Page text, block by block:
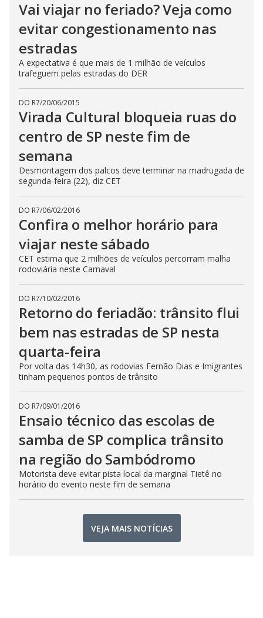
Vai viajar no feriado? Veja como
evitar congestionamento nas
estradas
A expectativa é que mais de 1 milhão de veículos
trafeguem pelas estradas do DER
DO R7/20/06/2015
Virada Cultural bloqueia ruas do
centro de SP neste fim de
semana
Desmontagem dos palcos deve terminar na madrugada de
segunda-feira (22), diz CET
DO R7/06/02/2016
Confira o melhor horário para
viajar neste sábado
CET estima que 2 milhões de veículos percorram malha
rodoviária neste Carnaval
DO R7/10/02/2016
Retorno do feriadão: trânsito flui
bem nas estradas de SP nesta
quarta-feira
Por volta das 14h30, as rodovias Fernão Dias e Imigrantes
tinham pequenos pontos de trânsito
DO R7/09/01/2016
Ensaio técnico das escolas de
samba de SP complica trânsito
na região do Sambódromo
Motorista deve evitar pista local da marginal Tietê no
horário do evento neste fim de semana
VEJA MAIS NOTÍCIAS